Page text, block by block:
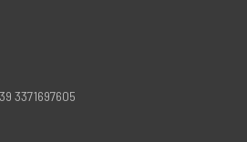
3371697605